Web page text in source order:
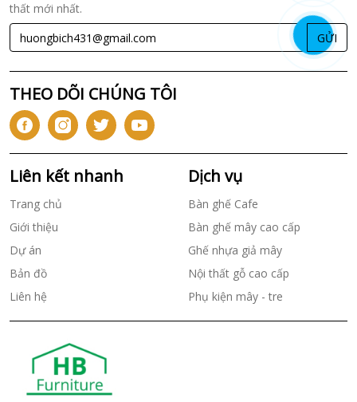
thất mới nhất.
GỬI
THEO DÕI CHÚNG TÔI
Liên kết nhanh
Trang chủ
Giới thiệu
Dự án
Bản đồ
Liên hệ
Dịch vụ
Bàn ghế Cafe
Bàn ghế mây cao cấp
Ghế nhựa giả mây
Nội thất gỗ cao cấp
Phụ kiện mây - tre